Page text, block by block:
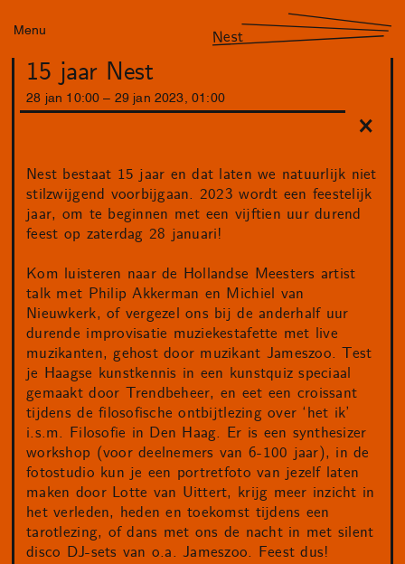
Menu Nest
15 jaar Nest
28 jan 10:00 29 jan 2023 01 : 00
Nest bestaat 15 jaar en dat laten we natuurlijk niet
stilzwijgend voorbijgaan. 2023 wordt een feestelijk
jaar, om te beginnen met een vijftien uur durend
feest op zaterdag 28 januari!
Kom luisteren naar de Hollandse Meesters artist
talk met Philip Akkerman en Michiel van
Nieuwkerk, of vergezel ons bij de anderhalf uur
durende improvisatie muziekestafette met live
muzikanten, gehost door muzikant Jameszoo. Test
je Haagse kunstkennis in een kunstquiz speciaal
gemaakt door Trendbeheer, en eet een croissant
tijdens de filosofische ontbijtlezing over ‘het ik’
i.s.m. Filosofie in Den Haag. Er is een synthesizer
workshop (voor deelnemers van 6-100 jaar), in de
fotostudio kun je een portretfoto van jezelf laten
maken door Lotte van Uittert, krijg meer inzicht in
het verleden, heden en toekomst tijdens een
tarotlezing, of dans met ons de nacht in met silent
disco DJ-sets van o.a. Jameszoo. Feest dus!